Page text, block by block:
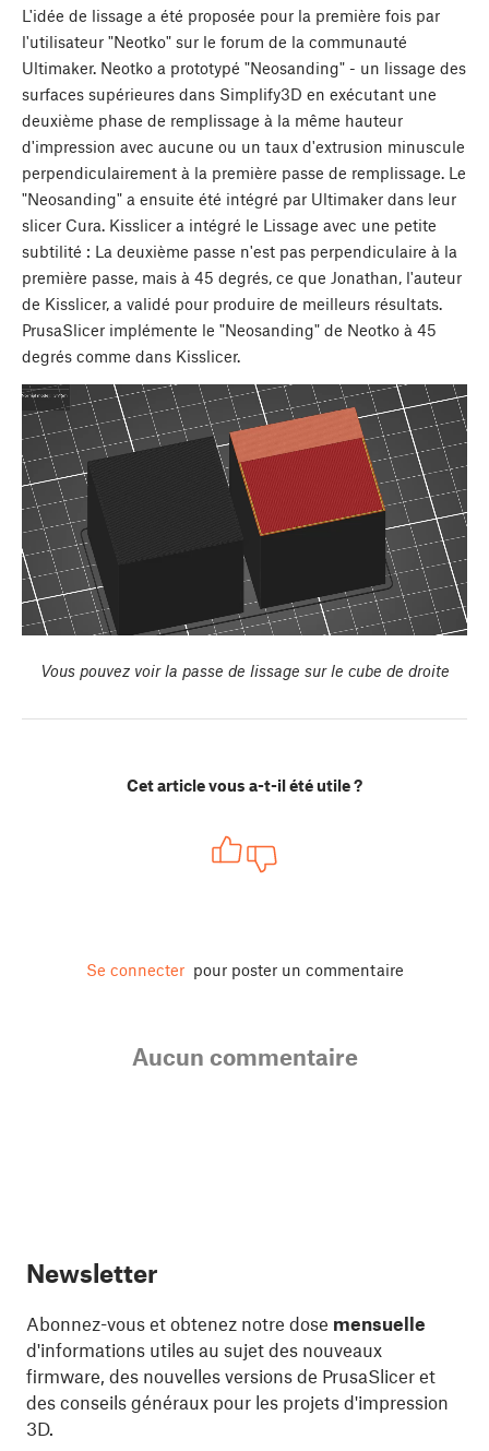
L'idée de lissage a été proposée pour la première fois par
l'utilisateur "Neotko" sur le forum de la communauté
Ultimaker. Neotko a prototypé "Neosanding" - un lissage des
surfaces supérieures dans Simplify3D en exécutant une
deuxième phase de remplissage à la même hauteur
d'impression avec aucune ou un taux d'extrusion minuscule
perpendiculairement à la première passe de remplissage. Le
"Neosanding" a ensuite été intégré par Ultimaker dans leur
slicer Cura. Kisslicer a intégré le Lissage avec une petite
subtilité : La deuxième passe n'est pas perpendiculaire à la
première passe, mais à 45 degrés, ce que Jonathan, l'auteur
de Kisslicer, a validé pour produire de meilleurs résultats.
PrusaSlicer implémente le "Neosanding" de Neotko à 45
degrés comme dans Kisslicer.
Vous pouvez voir la passe de lissage sur le cube de droite
Cet article vous a-t-il été utile ?
Se connecter pour poster un commentaire
Aucun commentaire
Newsletter
Abonnez-vous et obtenez notre dose mensuelle
d'informations utiles au sujet des nouveaux
firmware, des nouvelles versions de PrusaSlicer et
des conseils généraux pour les projets d'impression
3D.